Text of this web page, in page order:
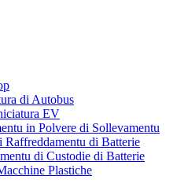
di Autobus
EV
in Polvere di Sollevamentu
di Batterie
di Custodie di Batterie
Plastiche